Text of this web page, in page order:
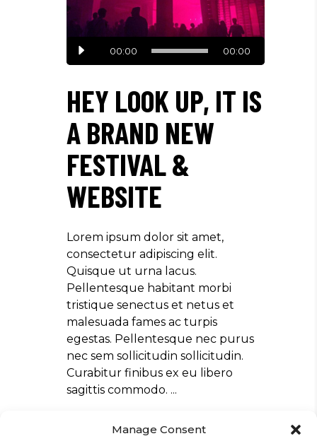
Manage Consent
Audio
Player
00:00 00:00
HEY LOOK UP, IT IS
A BRAND NEW
FESTIVAL &
WEBSITE
Lorem ipsum dolor sit amet,
consectetur adipiscing elit.
Quisque ut urna lacus.
Pellentesque habitant morbi
tristique senectus et netus et
malesuada fames ac turpis
egestas. Pellentesque nec purus
nec sem sollicitudin sollicitudin.
Curabitur finibus ex eu libero
sagittis commodo.
14/02/2019
Festival